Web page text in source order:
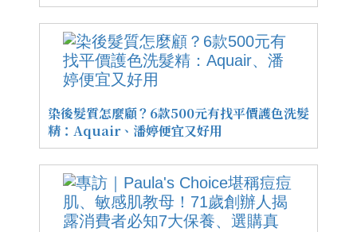
染後髮質怎麼顧？6款500元有找平價護色洗髮
精：Aquair、潘婷便宜又好用